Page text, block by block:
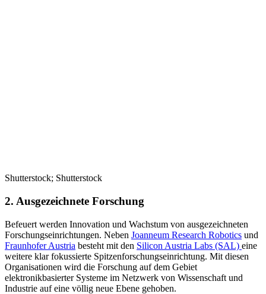
Shutterstock; Shutterstock
2. Ausgezeichnete Forschung
Befeuert werden Innovation und Wachstum von ausgezeichneten
Forschungseinrichtungen. Neben Joanneum Research Robotics und
Fraunhofer Austria besteht mit den Silicon Austria Labs (SAL) eine
weitere klar fokussierte Spitzenforschungseinrichtung. Mit diesen
Organisationen wird die Forschung auf dem Gebiet
elektronikbasierter Systeme im Netzwerk von Wissenschaft und
Industrie auf eine völlig neue Ebene gehoben.